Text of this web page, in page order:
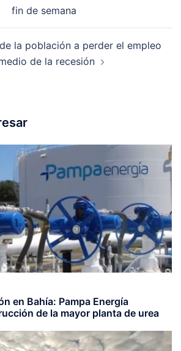
fin de semana
la población a perder el empleo
de la recesión
en Bahía: Pampa Energía
de la mayor planta de urea